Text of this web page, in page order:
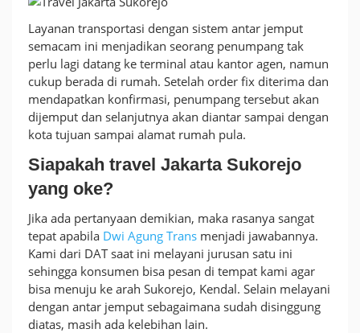
Layanan transportasi dengan sistem antar jemput
semacam ini menjadikan seorang penumpang tak
perlu lagi datang ke terminal atau kantor agen, namun
cukup berada di rumah. Setelah order fix diterima dan
mendapatkan konfirmasi, penumpang tersebut akan
dijemput dan selanjutnya akan diantar sampai dengan
kota tujuan sampai alamat rumah pula.
Siapakah travel Jakarta Sukorejo
yang oke?
Jika ada pertanyaan demikian, maka rasanya sangat
tepat apabila Dwi Agung Trans menjadi jawabannya.
Kami dari DAT saat ini melayani jurusan satu ini
sehingga konsumen bisa pesan di tempat kami agar
bisa menuju ke arah Sukorejo, Kendal. Selain melayani
dengan antar jemput sebagaimana sudah disinggung
diatas, masih ada kelebihan lain.